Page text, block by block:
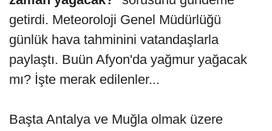
getirdi. Meteoroloji Genel Müdürlüğü
günlük hava tahminini vatandaşlarla
paylaştı. Buün Afyon'da yağmur yağacak
mı? İşte merak edilenler...
Başta Antalya ve Muğla olmak üzere